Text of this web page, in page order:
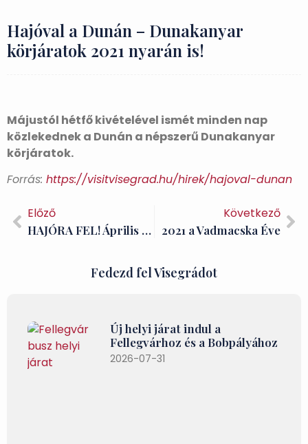
Hajóval a Dunán – Dunakanyar
körjáratok 2021 nyarán is!
Májustól hétfő kivételével ismét minden nap
közlekednek a Dunán a népszerű Dunakanyar
körjáratok.
Forrás: https://visitvisegrad.hu/hirek/hajoval-dunan
Előző
HAJÓRA FEL! Április 24-én (szombaton) indulunk!
Következő
2021 a Vadmacska Éve
Fedezd fel Visegrádot
Új helyi járat indul a
Fellegvárhoz és a Bobpályához
2026-07-31